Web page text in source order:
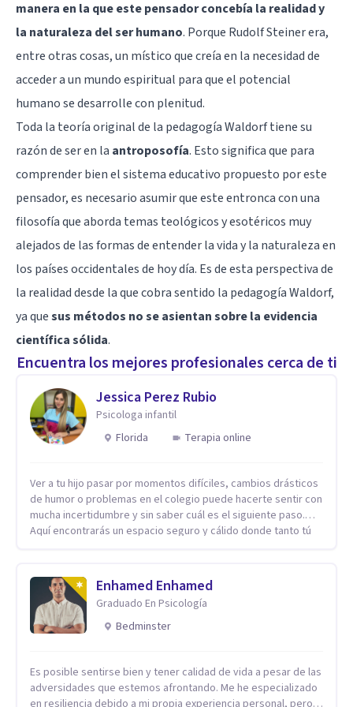
manera en la que este pensador concebía la realidad y
la naturaleza del ser humano. Porque Rudolf Steiner era,
entre otras cosas, un místico que creía en la necesidad de
acceder a un mundo espiritual para que el potencial
humano se desarrolle con plenitud.
Toda la teoría original de la pedagogía Waldorf tiene su
razón de ser en la antroposofía. Esto significa que para
comprender bien el sistema educativo propuesto por este
pensador, es necesario asumir que este entronca con una
filosofía que aborda temas teológicos y esotéricos muy
alejados de las formas de entender la vida y la naturaleza en
los países occidentales de hoy día. Es de esta perspectiva de
la realidad desde la que cobra sentido la pedagogía Waldorf,
ya quesus métodos no se asientan sobre la evidencia
científica sólida.
Encuentra los mejores profesionales cerca de ti
Jessica Perez Rubio
Psicologa infantil
Florida
Terapia online
Ver a tu hijo pasar por momentos difíciles, cambios drásticos
de humor o problemas en el colegio puede hacerte sentir con
mucha incertidumbre y sin saber cuál es el siguiente paso.
Aquí encontrarás un espacio seguro y cálido donde tanto tú
casa. Me especializo en guiar a familias a través de
herramientas prácticas y dinámicas adaptadas a la edad de
cada menor, dejando de lado las etiquetas y los tecnicismos.
Mi forma de trabajar se centra en entender las emociones
fortaleciendo la comunicación entre ustedes. Acompaño a
niños y adolescentes que están lidiando con la ansiedad, la
Enhamed Enhamed
Graduado En Psicología
Bedminster
Es posible sentirse bien y tener calidad de vida a pesar de las
adversidades que estemos afrontando. Me he especializado
en resiliencia debido a mi propia experiencia personal, pero